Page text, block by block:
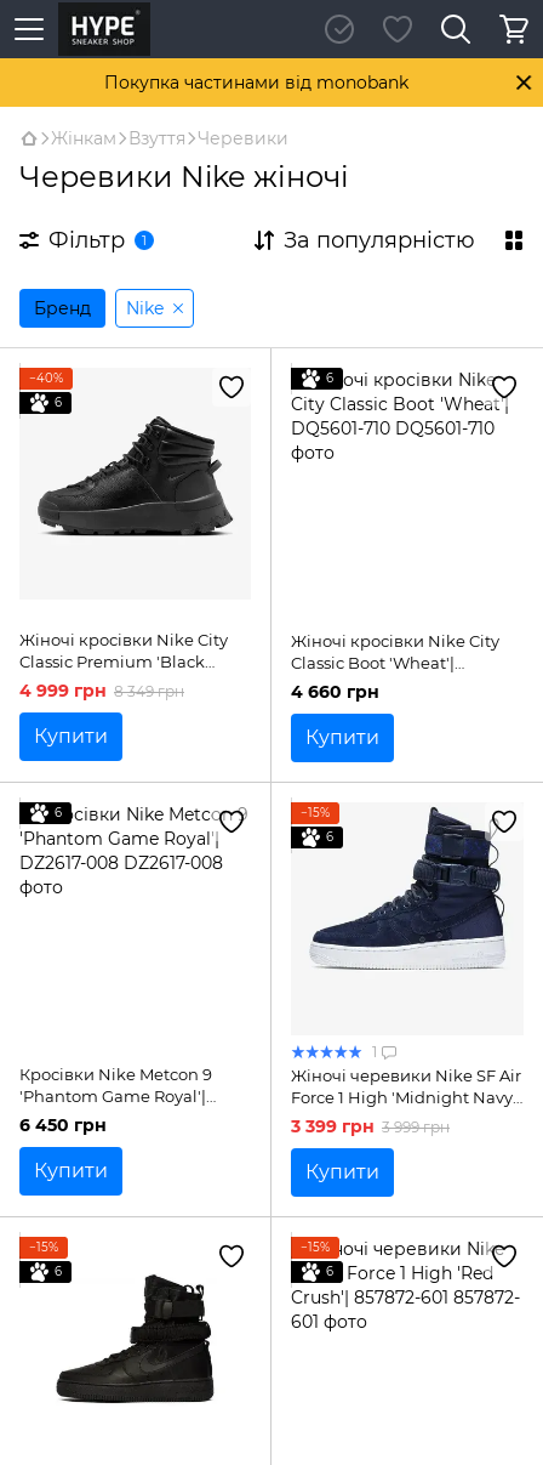
Покупка частинами від monobank
Жінкам Взуття Черевики
Черевики Nike жіночі
Фільтр 1 За популярністю
Бренд Nike
−40%
6
Жіночі кросівки Nike City
Classic Premium 'Black
Silver'| FZ8629-001
4 999 грн 8 349 грн
Купити
6
Жіночі кросівки Nike City
Classic Boot 'Wheat'|
DQ5601-710
4 660 грн
Купити
6
Кросівки Nike Metcon 9
'Phantom Game Royal'|
DZ2617-008
6 450 грн
Купити
−15%
6
1
Жіночі черевики Nike SF Air
Force 1 High 'Midnight Navy'|
857872-401
3 399 грн 3 999 грн
Купити
−15%
6
−15%
6